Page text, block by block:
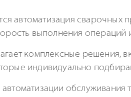
автоматизация сварочных
выполнения операций
комплексные
индивидуально
обслуживания